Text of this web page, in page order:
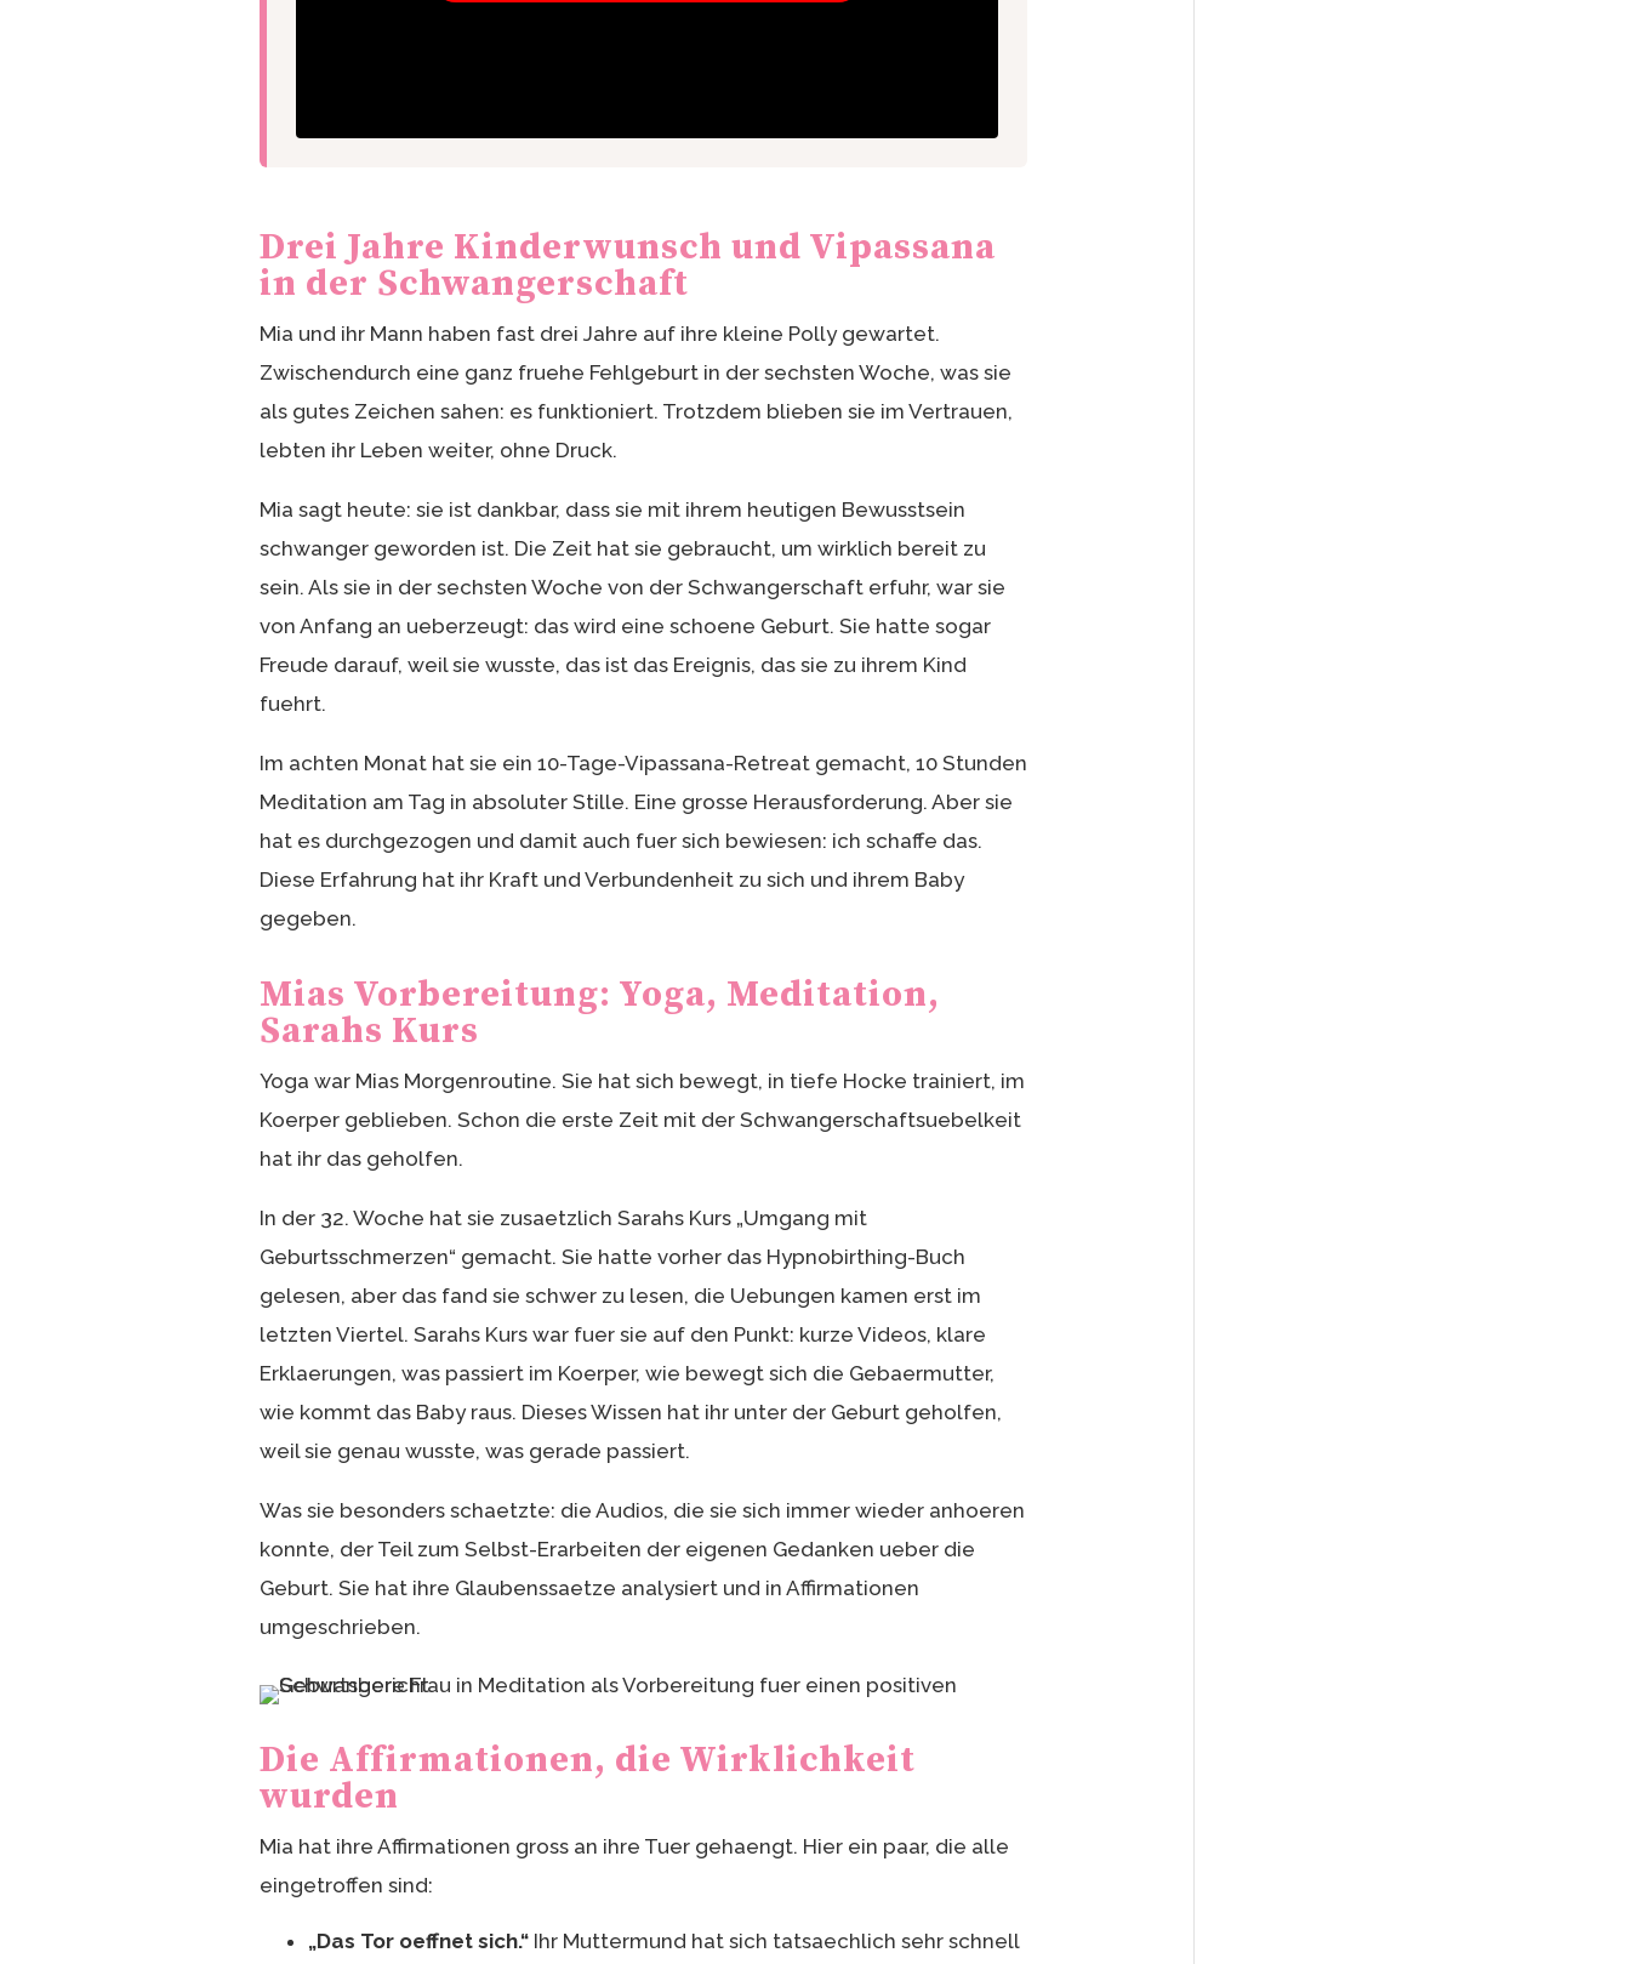
Drei Jahre Kinderwunsch und Vipassana
in der Schwangerschaft
Mia und ihr Mann haben fast drei Jahre auf ihre kleine Polly gewartet.
Zwischendurch eine ganz fruehe Fehlgeburt in der sechsten Woche, was sie
als gutes Zeichen sahen: es funktioniert. Trotzdem blieben sie im Vertrauen,
lebten ihr Leben weiter, ohne Druck.
Mia sagt heute: sie ist dankbar, dass sie mit ihrem heutigen Bewusstsein
schwanger geworden ist. Die Zeit hat sie gebraucht, um wirklich bereit zu
sein. Als sie in der sechsten Woche von der Schwangerschaft erfuhr, war sie
von Anfang an ueberzeugt: das wird eine schoene Geburt. Sie hatte sogar
Freude darauf, weil sie wusste, das ist das Ereignis, das sie zu ihrem Kind
fuehrt.
Im achten Monat hat sie ein 10-Tage-Vipassana-Retreat gemacht, 10 Stunden
Meditation am Tag in absoluter Stille. Eine grosse Herausforderung. Aber sie
hat es durchgezogen und damit auch fuer sich bewiesen: ich schaffe das.
Diese Erfahrung hat ihr Kraft und Verbundenheit zu sich und ihrem Baby
gegeben.
Mias Vorbereitung: Yoga, Meditation,
Sarahs Kurs
Yoga war Mias Morgenroutine. Sie hat sich bewegt, in tiefe Hocke trainiert, im
Koerper geblieben. Schon die erste Zeit mit der Schwangerschaftsuebelkeit
hat ihr das geholfen.
In der 32. Woche hat sie zusaetzlich Sarahs Kurs „Umgang mit
Geburtsschmerzen“ gemacht. Sie hatte vorher das Hypnobirthing-Buch
gelesen, aber das fand sie schwer zu lesen, die Uebungen kamen erst im
letzten Viertel. Sarahs Kurs war fuer sie auf den Punkt: kurze Videos, klare
Erklaerungen, was passiert im Koerper, wie bewegt sich die Gebaermutter,
wie kommt das Baby raus. Dieses Wissen hat ihr unter der Geburt geholfen,
weil sie genau wusste, was gerade passiert.
Was sie besonders schaetzte: die Audios, die sie sich immer wieder anhoeren
konnte, der Teil zum Selbst-Erarbeiten der eigenen Gedanken ueber die
Geburt. Sie hat ihre Glaubenssaetze analysiert und in Affirmationen
umgeschrieben.
Die Affirmationen, die Wirklichkeit
wurden
Mia hat ihre Affirmationen gross an ihre Tuer gehaengt. Hier ein paar, die alle
eingetroffen sind:
„Das Tor oeffnet sich.“Ihr Muttermund hat sich tatsaechlich sehr schnell